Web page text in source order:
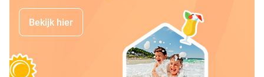
Bekijk hier